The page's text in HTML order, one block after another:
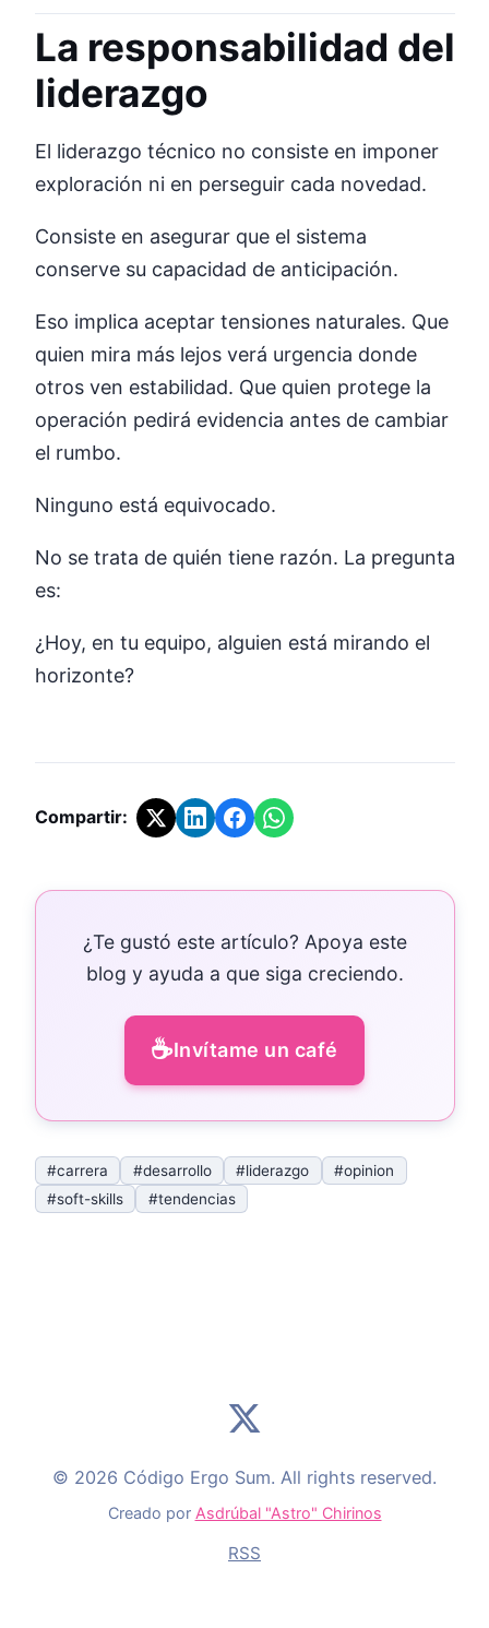
La responsabilidad del
liderazgo
El liderazgo técnico no consiste en imponer
exploración ni en perseguir cada novedad.
Consiste en asegurar que el sistema
conserve su capacidad de anticipación.
Eso implica aceptar tensiones naturales. Que
quien mira más lejos verá urgencia donde
otros ven estabilidad. Que quien protege la
operación pedirá evidencia antes de cambiar
el rumbo.
Ninguno está equivocado.
No se trata de quién tiene razón. La pregunta
es:
¿Hoy, en tu equipo, alguien está mirando el
horizonte?
Compartir:
¿Te gustó este artículo? Apoya este
blog y ayuda a que siga creciendo.
☕Invítame un café
#carrera #desarrollo #liderazgo
#opinion
#soft-skills
#tendencias
© 2026 Código Ergo Sum. All rights reserved.
Creado por Asdrúbal "Astro" Chirinos
RSS